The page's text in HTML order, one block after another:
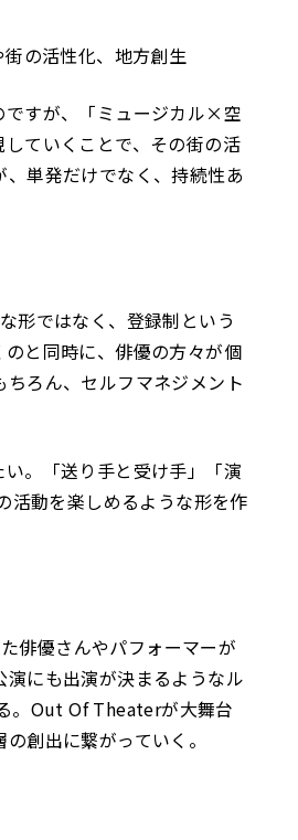
の活性化、地方創生
ですが、「ミュージカル×空
ていくことで、その街の活
単発だけでなく、持続性あ
形ではなく、登録制という
と同時に、俳優の方々が個
ろん、セルフマネジメント
。「送り手と受け手」「演
動を楽しめるような形を作
俳優さんやパフォーマーが
にも出演が決まるようなル
。Out Of Theaterが大舞台
創出に繋がっていく。